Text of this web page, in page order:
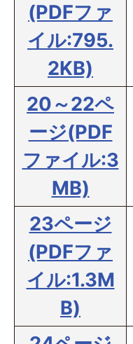
(PDFファ
イル:795.
2KB)
20～22ペ
ージ(PDF
ファイル:3
MB)
23ページ
(PDFファ
イル:1.3M
B)